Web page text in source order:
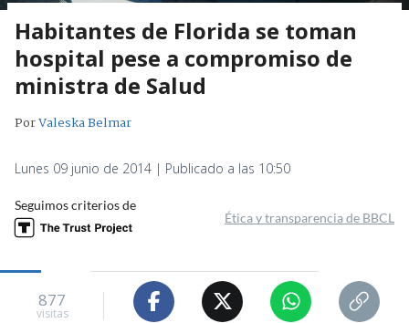
Habitantes de Florida se toman
hospital pese a compromiso de
ministra de Salud
PorValeska Belmar
Lunes 09 junio de 2014 | Publicado a las 10:50
Seguimos criterios de
Ética y transparencia de BBCL
877
visitas